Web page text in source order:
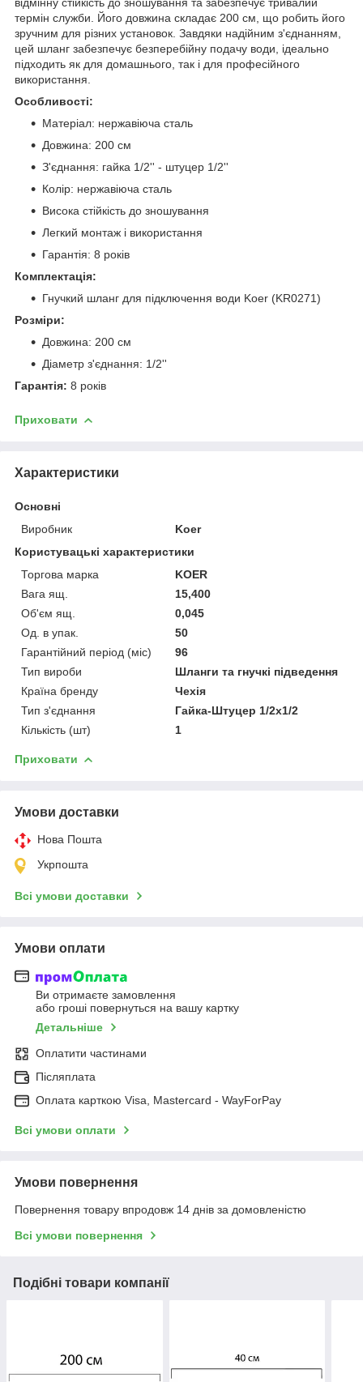
термін служби. Його довжина складає 200 см, що робить його
зручним для різних установок. Завдяки надійним з'єднанням,
цей шланг забезпечує безперебійну подачу води, ідеально
підходить як для домашнього, так і для професійного
використання.
Особливості:
Матеріал: нержавіюча сталь
Довжина: 200 см
З'єднання: гайка 1/2'' - штуцер 1/2''
Колір: нержавіюча сталь
Висока стійкість до зношування
Легкий монтаж і використання
Гарантія: 8 років
Комплектація:
Гнучкий шланг для підключення води Koer (KR0271)
Розміри:
Довжина: 200 см
Діаметр з'єднання: 1/2''
Гарантія: 8 років
Приховати
Характеристики
Основні
Виробник
Koer
Користувацькі характеристики
Торгова марка
KOER
Вага ящ.
15,400
Об'єм ящ.
0,045
Од. в упак.
50
Гарантійний період (міс)
96
Тип вироби
Шланги та гнучкі підведення
Країна бренду
Чехія
Тип з'єднання
Гайка-Штуцер 1/2x1/2
Кількість (шт)
1
Приховати
Умови доставки
Нова Пошта
Укрпошта
Всі умови доставки
Умови оплати
Ви отримаєте замовлення
або гроші повернуться на вашу картку
Детальніше
Оплатити частинами
Післяплата
Оплата карткою Visa, Mastercard - WayForPay
Всі умови оплати
Умови повернення
Повернення товару впродовж 14 днів за домовленістю
Всі умови повернення
Подібні товари компанії